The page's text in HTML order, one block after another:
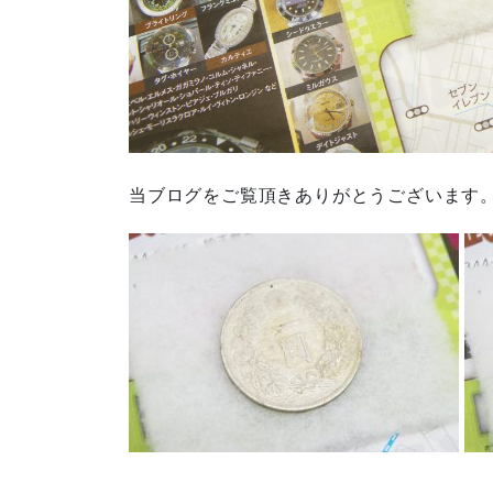
当ブログをご覧頂きありがとうございます